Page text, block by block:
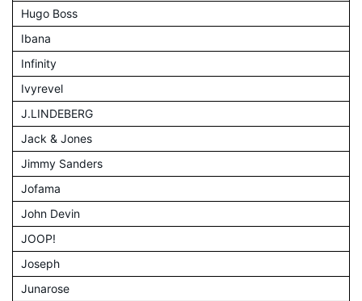
Hugo Boss
Ibana
Infinity
Ivyrevel
J.LINDEBERG
Jack & Jones
Jimmy Sanders
Jofama
John Devin
JOOP!
Joseph
Junarose